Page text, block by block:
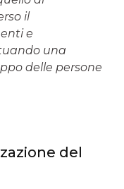
il
e
una
delle persone
del